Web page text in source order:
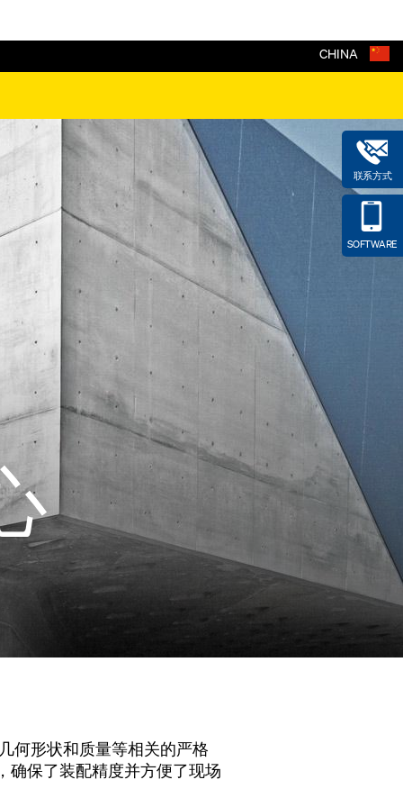
联系方式
SOFTWARE
CHINA
何形状和质量等相关的严格
确保了装配精度并方便了现场